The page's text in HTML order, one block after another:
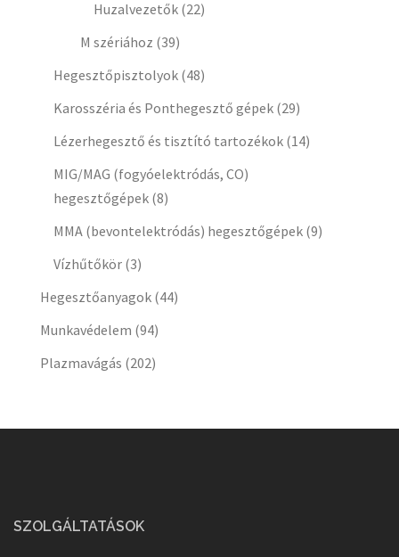
Huzalvezetők (22)
M szériához (39)
Hegesztőpisztolyok (48)
Karosszéria és Ponthegesztő gépek (29)
Lézerhegesztő és tisztító tartozékok (14)
MIG/MAG (fogyóelektródás, CO)
hegesztőgépek (8)
MMA (bevontelektródás) hegesztőgépek (9)
Vízhűtőkör (3)
Hegesztőanyagok (44)
Munkavédelem (94)
Plazmavágás (202)
SZOLGÁLTATÁSOK